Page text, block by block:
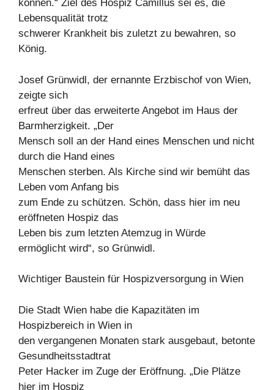
können.“ Ziel des Hospiz Camillus sei es, die
Lebensqualität trotz
schwerer Krankheit bis zuletzt zu bewahren, so
König.
Josef Grünwidl, der ernannte Erzbischof von Wien,
zeigte sich
erfreut über das erweiterte Angebot im Haus der
Barmherzigkeit. „Der
Mensch soll an der Hand eines Menschen und nicht
durch die Hand eines
Menschen sterben. Als Kirche sind wir bemüht das
Leben vom Anfang bis
zum Ende zu schützen. Schön, dass hier im neu
eröffneten Hospiz das
Leben bis zum letzten Atemzug in Würde
ermöglicht wird“, so Grünwidl.
Wichtiger Baustein für Hospizversorgung in Wien
Die Stadt Wien habe die Kapazitäten im
Hospizbereich in Wien in
den vergangenen Monaten stark ausgebaut, betonte
Gesundheitsstadtrat
Peter Hacker im Zuge der Eröffnung. „Die Plätze
hier im Hospiz